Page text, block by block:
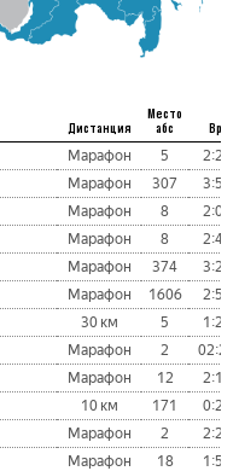
Дистанция
Место
абс
Марафон 5
Марафон 307
Марафон 8
Марафон 8
Марафон 374
Марафон 1606
30 км 5
Марафон 2
Марафон 12
10 км 171
Марафон 2
Марафон 18